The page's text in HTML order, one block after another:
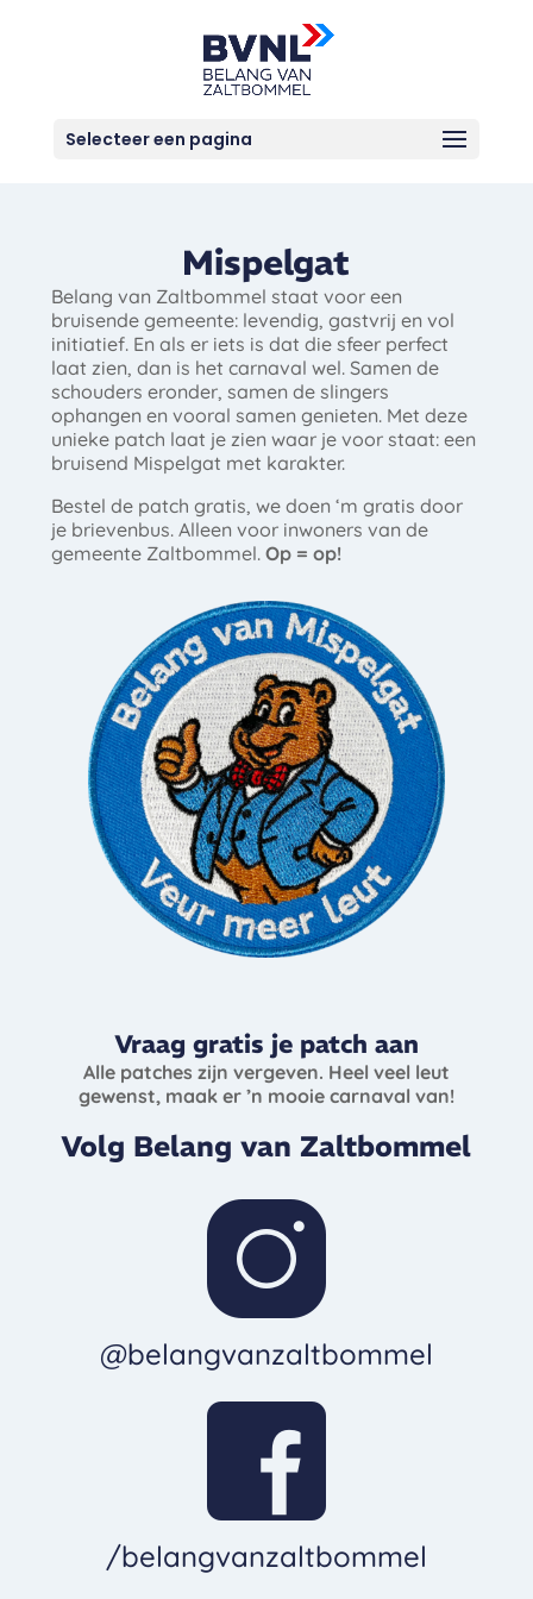
Selecteer een pagina
Mispelgat
Belang van Zaltbommel staat voor een
bruisende gemeente: levendig, gastvrij en vol
initiatief. En als er iets is dat die sfeer perfect
laat zien, dan is het carnaval wel. Samen de
schouders eronder, samen de slingers
ophangen en vooral samen genieten. Met deze
unieke patch laat je zien waar je voor staat: een
bruisend Mispelgat met karakter.
Bestel de patch gratis, we doen ‘m gratis door
je brievenbus. Alleen voor inwoners van de
gemeente Zaltbommel. Op = op!
Vraag gratis je patch aan
Alle patches zijn vergeven. Heel veel leut
gewenst, maak er ’n mooie carnaval van!
Volg Belang van Zaltbommel
@belangvanzaltbommel
/belangvanzaltbommel